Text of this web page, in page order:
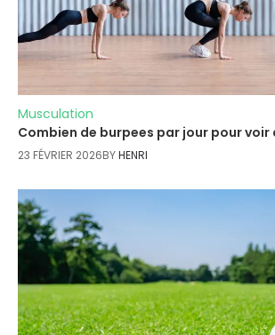
Musculation
Combien de burpees par jour pour voir
23 FÉVRIER 2026BYHENRI